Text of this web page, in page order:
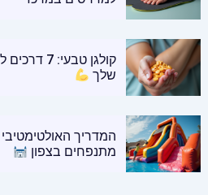
קולגן
שלך
המדריך
מתנפחים בצפון